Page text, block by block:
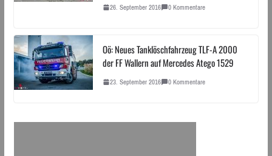
26. September 2016 0 Kommentare
Oö: Neues Tanklöschfahrzeug TLF-A 2000
der FF Wallern auf Mercedes Atego 1529
23. September 2016 0 Kommentare